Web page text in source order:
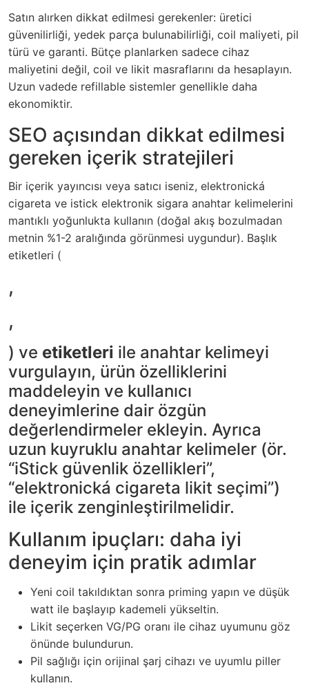
Satın alırken dikkat edilmesi gerekenler: üretici
güvenilirliği, yedek parça bulunabilirliği, coil maliyeti, pil
türü ve garanti. Bütçe planlarken sadece cihaz
maliyetini değil, coil ve likit masraflarını da hesaplayın.
Uzun vadede refillable sistemler genellikle daha
ekonomiktir.
SEO açısından dikkat edilmesi
gereken içerik stratejileri
Bir içerik yayıncısı veya satıcı iseniz, elektronická
cigareta ve istick elektronik sigara anahtar kelimelerini
mantıklı yoğunlukta kullanın (doğal akış bozulmadan
metnin %1-2 aralığında görünmesi uygundur). Başlık
etiketleri (
,
,
) ve etiketleri ile anahtar kelimeyi
vurgulayın, ürün özelliklerini
maddeleyin ve kullanıcı
deneyimlerine dair özgün
değerlendirmeler ekleyin. Ayrıca
uzun kuyruklu anahtar kelimeler (ör.
“iStick güvenlik özellikleri”,
“elektronická cigareta likit seçimi”)
ile içerik zenginleştirilmelidir.
Kullanım ipuçları: daha iyi
deneyim için pratik adımlar
Yeni coil takıldıktan sonra priming yapın ve düşük
watt ile başlayıp kademeli yükseltin.
Likit seçerken VG/PG oranı ile cihaz uyumunu göz
önünde bulundurun.
Pil sağlığı için orijinal şarj cihazı ve uyumlu piller
kullanın.